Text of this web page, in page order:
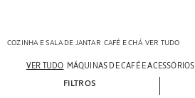
COZINHA E SALA DE JANTAR CAFÉ E CHÁ VER TUDO
VER TUDO MÁQUINAS DE CAFÉ E ACESSÓRIOS
FILTROS